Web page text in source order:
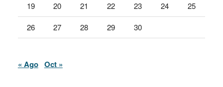
19 20 21 22 23 24 25
26 27 28 29 30
« Ago Oct »